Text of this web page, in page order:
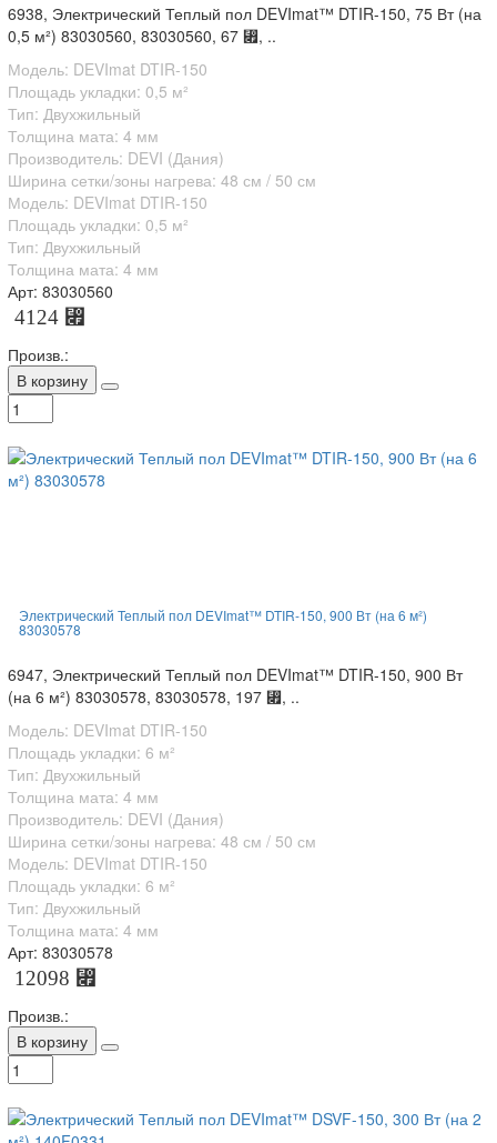
6938, Электрический Теплый пол DEVImat™ DTIR-150, 75 Вт (на
0,5 м²) 83030560, 83030560, 67 ⃏, ..
Модель: DEVImat DTIR-150
Площадь укладки: 0,5 м²
Тип: Двухжильный
Толщина мата: 4 мм
Производитель: DEVI (Дания)
Ширина сетки/зоны нагрева: 48 см / 50 см
Модель: DEVImat DTIR-150
Площадь укладки: 0,5 м²
Тип: Двухжильный
Толщина мата: 4 мм
Арт: 83030560
4124 ⃏
Произв.:
В корзину
Электрический Теплый пол DEVImat™ DTIR-150, 900 Вт (на 6 м²)
83030578
6947, Электрический Теплый пол DEVImat™ DTIR-150, 900 Вт
(на 6 м²) 83030578, 83030578, 197 ⃏, ..
Модель: DEVImat DTIR-150
Площадь укладки: 6 м²
Тип: Двухжильный
Толщина мата: 4 мм
Производитель: DEVI (Дания)
Ширина сетки/зоны нагрева: 48 см / 50 см
Модель: DEVImat DTIR-150
Площадь укладки: 6 м²
Тип: Двухжильный
Толщина мата: 4 мм
Арт: 83030578
12098 ⃏
Произв.:
В корзину